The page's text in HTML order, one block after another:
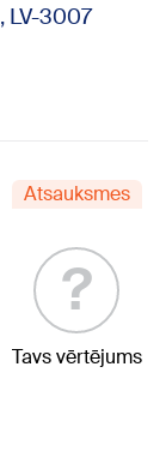
LV-3007
Atsauksmes
?
Tavs vērtējums